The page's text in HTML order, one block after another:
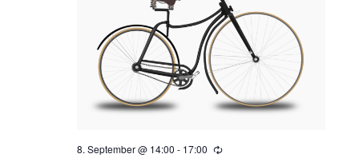
8. September @ 14:00 - 17:00 Wiederholung